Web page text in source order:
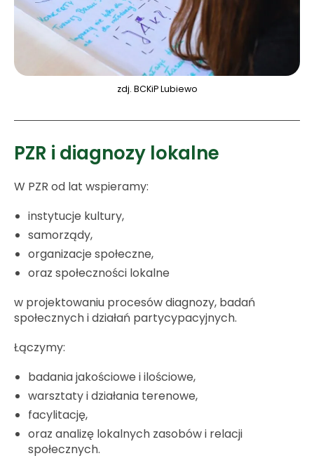
zdj. BCKiP Lubiewo
PZR i diagnozy lokalne
W PZR od lat wspieramy:
instytucje kultury,
samorządy,
organizacje społeczne,
oraz społeczności lokalne
w projektowaniu procesów diagnozy, badań
społecznych i działań partycypacyjnych.
Łączymy:
badania jakościowe i ilościowe,
warsztaty i działania terenowe,
facylitację,
oraz analizę lokalnych zasobów i relacji
społecznych.